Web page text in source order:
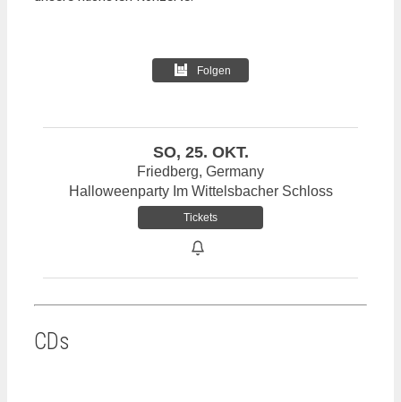
Folgen
SO, 25. OKT.
Friedberg, Germany
Halloweenparty Im Wittelsbacher Schloss
Tickets
CDs